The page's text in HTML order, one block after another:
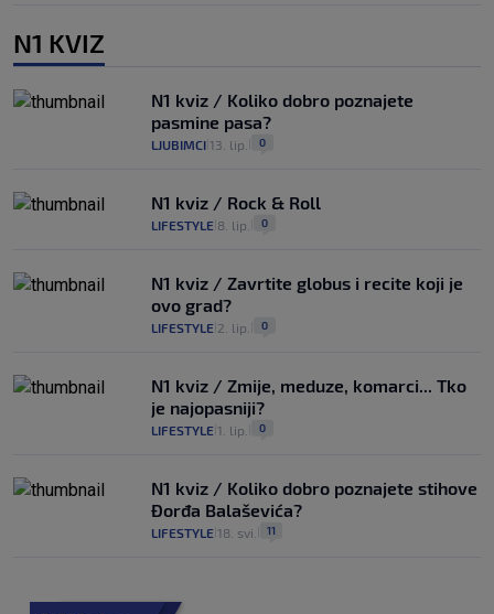
N1 KVIZ
N1 kviz / Koliko dobro poznajete
pasmine pasa?
LJUBIMCI 13. lip. 0
N1 kviz / Rock & Roll
LIFESTYLE 8. lip. 0
N1 kviz / Zavrtite globus i recite koji je
ovo grad?
LIFESTYLE 2. lip. 0
N1 kviz / Zmije, meduze, komarci... Tko
je najopasniji?
LIFESTYLE 1. lip. 0
N1 kviz / Koliko dobro poznajete stihove
Đorđa Balaševića?
LIFESTYLE 18. svi. 11